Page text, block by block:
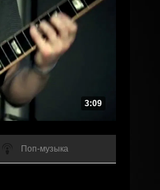
3:09
Поп-музыка